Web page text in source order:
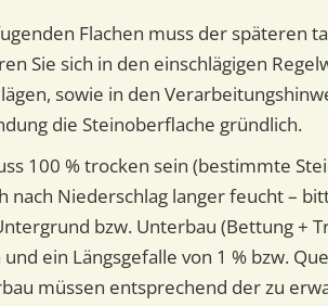
Flachen muss der späteren
Sie sich in den einschlägigen
sowie in den
die Steinoberflache gründlich.
100 % trocken sein (bestimmte
nach Niederschlag langer feucht –
bzw. Unterbau (Bettung +
ein Längsgefalle von 1 % bzw.
müssen entsprechend der zu